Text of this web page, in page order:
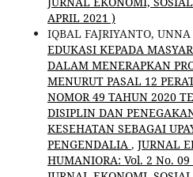
APRIL 2021 )
IQBAL FAJRIYANTO,
EDUKASI KEPADA
DALAM MENERAPKAN
MENURUT PASAL 12
NOMOR 49 TAHUN 2020
DISIPLIN DAN
KESEHATAN SEBAGAI
PENGENDALIA , JURNAL
HUMANIORA: Vol. 2 No.